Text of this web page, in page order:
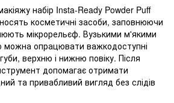
набір Insta-Ready Powder Puff
косметичні засоби, заповнюючи
мікрорельєф. Вузькими м'якими
можна опрацювати важкодоступні
верхню і нижню повіку. Після
допомагає отримати
та привабливий вигляд без слідів